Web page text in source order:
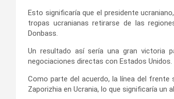
Esto significaría que el presidente
tropas ucranianas retirarse de las
Donbass.
Un resultado así sería una gran victoria
negociaciones directas con Estados Unidos.
Como parte del acuerdo, la línea del frente
Zaporizhia en Ucrania, lo que significaría un